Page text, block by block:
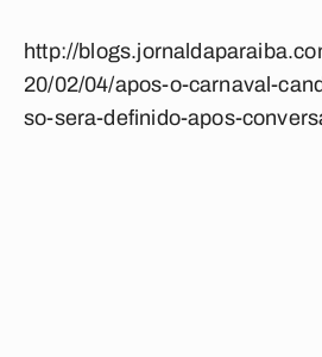
http://
20/02/04/apos-o-carnaval-
so-sera-definido-apos-